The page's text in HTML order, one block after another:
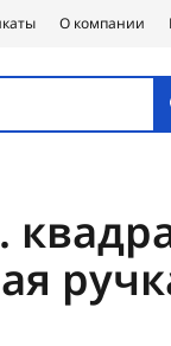
О компании